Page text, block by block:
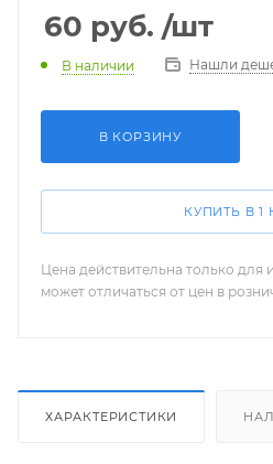
60 руб. /шт
В наличии Нашли
В КОРЗИНУ
КУПИТЬ В 1
Цена действительна только для
может отличаться от цен в
ХАРАКТЕРИСТИКИ